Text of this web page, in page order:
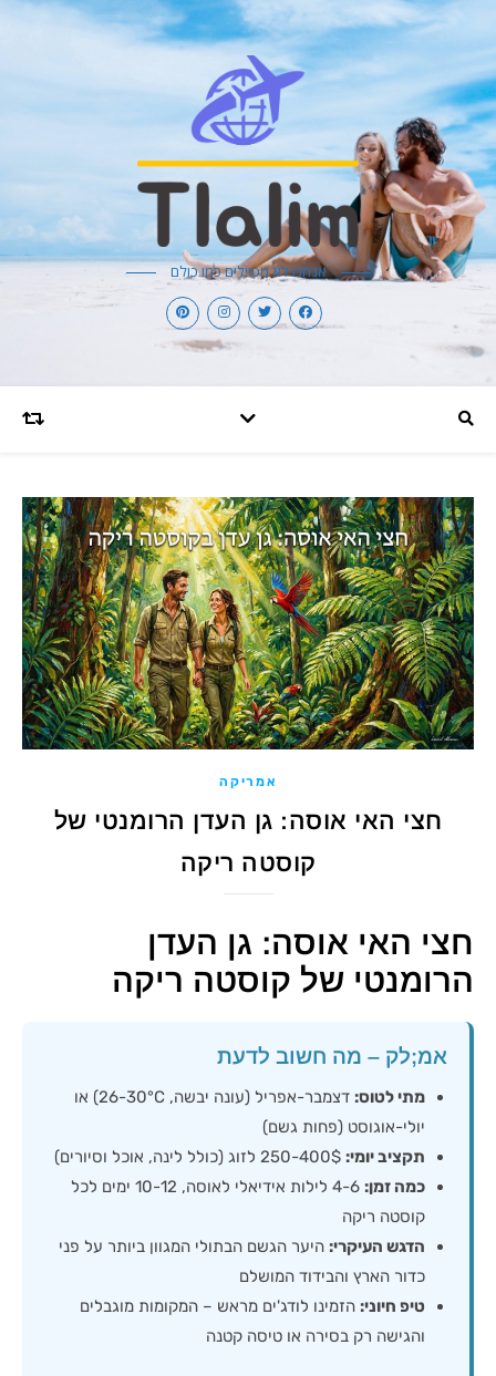
אנחנו לא מטיילים כמו כולם
אמריקה
חצי האי אוסה: גן העדן הרומנטי של
קוסטה ריקה
חצי האי אוסה: גן העדן
הרומנטי של קוסטה ריקה
אמ;לק – מה חשוב לדעת
מתי לטוס:
דצמבר-אפריל (עונה יבשה, 26-30°C) או
יולי-אוגוסט (פחות גשם)
תקציב יומי:
כמה זמן:
4-6 לילות אידיאלי לאוסה, 10-12 ימים לכל
קוסטה ריקה
הדגש העיקרי: היער הגשם הבתולי המגוון ביותר על פני
כדור הארץ והבידוד המושלם
טיפ חיוני: הזמינו לודג'ים מראש – המקומות מוגבלים
והגישה רק בסירה או טיסה קטנה